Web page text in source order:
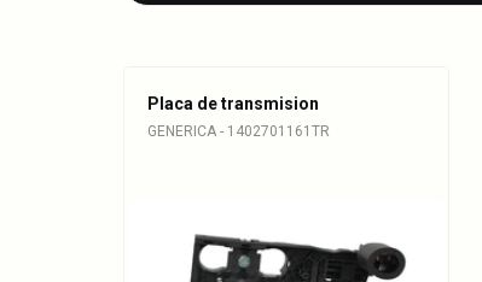
1402700861cpl1
Placa de transmision
GENERICA - 1402701161TR